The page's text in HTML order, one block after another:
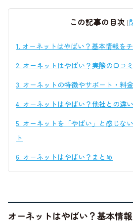
この記事の目次 [
1. オーネットはやばい？基本情報を
2. オーネットはやばい？実際の口コ
3. オーネットの特徴やサポート・料
4. オーネットはやばい？他社との違い
5. オーネットを「やばい」と感じな
ト
6. オーネットはやばい？まとめ
オーネットはやばい？基本情